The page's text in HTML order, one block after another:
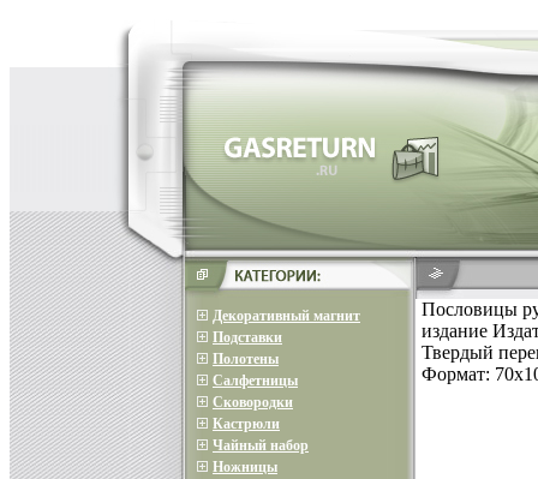
Декоративный магнит
Подставки
Полотены
Салфетницы
Сковородки
Кастрюли
Чайный набор
Ножницы
Пословицы
издание
Твердый
Формат: